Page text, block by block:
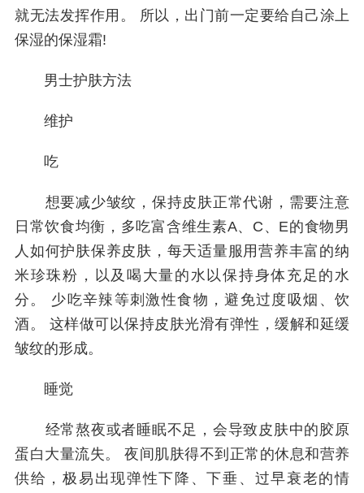
就无法发挥作用。 所以，出门前一定要给自己涂上
保湿的保湿霜!
男士护肤方法
维护
吃
想要减少皱纹，保持皮肤正常代谢，需要注意
日常饮食均衡，多吃富含维生素A、C、E的食物男
人如何护肤保养皮肤，每天适量服用营养丰富的纳
米珍珠粉，以及喝大量的水以保持身体充足的水
分。 少吃辛辣等刺激性食物，避免过度吸烟、饮
酒。 这样做可以保持皮肤光滑有弹性，缓解和延缓
皱纹的形成。
睡觉
经常熬夜或者睡眠不足，会导致皮肤中的胶原
蛋白大量流失。 夜间肌肤得不到正常的休息和营养
供给，极易出现弹性下降、下垂、过早衰老的情